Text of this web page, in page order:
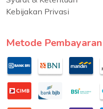
Kebijakan Privasi
Metode Pembayaran